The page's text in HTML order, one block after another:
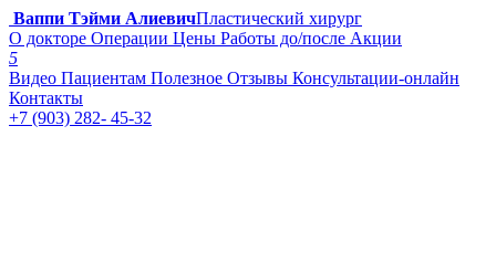
Ваппи Тэйми АлиевичПластический хирург
О докторе Операции Цены Работы до/после Акции
5
Видео Пациентам Полезное Отзывы Консультации-онлайн
Контакты
+7 (903) 282- 45-32